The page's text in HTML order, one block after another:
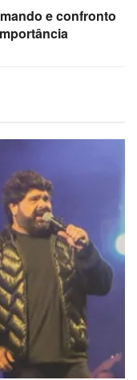
e confronto